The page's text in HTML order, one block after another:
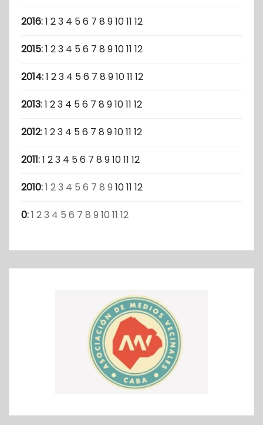
2016:1 23 4 56 7 8 91011 12
2015:1 23 4 56 7 8 91011 12
2014:1 23 4 56 7 8 91011 12
2013:1 23 4 56 7 8 91011 12
2012:1 23 4 56 7 8 91011 12
2011:1 23 4 56 7 8 91011 12
2010:1 23 4 5 6 7 8 9 1011 12
0:1 23 4 5 6 7 8 9 10 11 12